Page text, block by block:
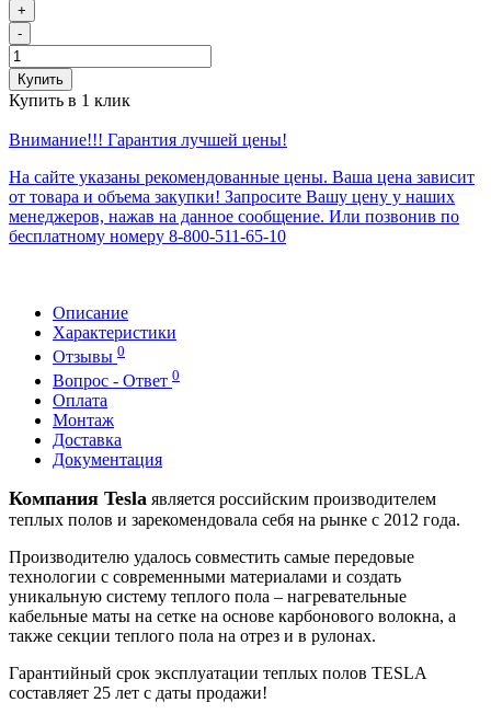
+
-
Купить
Купить в 1 клик
Внимание!!! Гарантия лучшей цены!
На сайте указаны рекомендованные цены. Ваша цена зависит
от товара и объема закупки! Запросите Вашу цену у наших
менеджеров, нажав на данное сообщение. Или позвонив по
бесплатному номеру 8-800-511-65-10
Описание
Характеристики
Отзывы 0
Вопрос - Ответ 0
Оплата
Монтаж
Доставка
Документация
Компания Tesla является российским производителем
теплых полов и зарекомендовала себя на рынке с 2012 года.
Производителю удалось совместить самые передовые
технологии с современными материалами и создать
уникальную систему теплого пола – нагревательные
кабельные маты на сетке на основе карбонового волокна, а
также секции теплого пола на отрез и в рулонах.
Гарантийный срок эксплуатации теплых полов TESLA
составляет 25 лет с даты продажи!